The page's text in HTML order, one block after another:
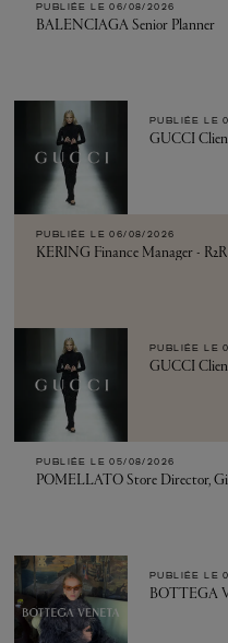
PUBLIÉE LE 06/08/2026
BALENCIAGA Senior Planner
PUBLIÉE LE
GUCCI
PUBLIÉE LE 06/08/2026
KERING Finance Manager - R2R
PUBLIÉE LE
GUCCI
PUBLIÉE LE 05/08/2026
POMELLATO Store Director,
PUBLIÉE LE
BOTTEGA